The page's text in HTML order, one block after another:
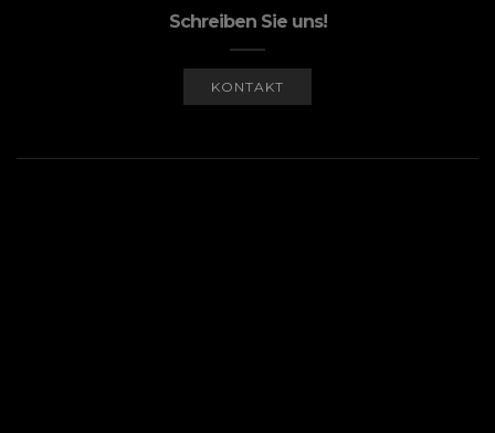
Schreiben Sie uns!
KONTAKT